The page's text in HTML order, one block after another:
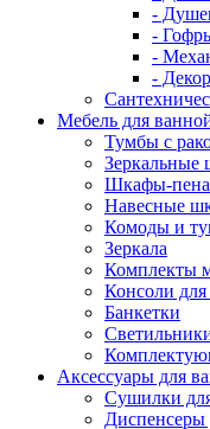
-
-
-
-
Мебель для
Тумбы с
Зеркальные
Шкафы-
Навесные
Комоды и
Зеркала
Комплекты
Консоли
Банкетки
Аксессуары для
Сушилки
Диспенсеры